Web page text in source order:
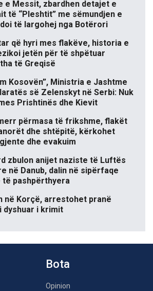
e Messit, zbardhen detajet e
të “Pleshtit” me sëmundjen e
të largohej nga Botërori
që hyri mes flakëve, historia e
jetën për të shpëtuar
të Greqisë
Kosovën”, Ministria e Jashtme
së Zelenskyt në Serbi: Nuk
Prishtinës dhe Kievit
përmasa të frikshme, flakët
dhe shtëpitë, kërkohet
dhe evakuim
zbulon anijet naziste të Luftës
në Danub, dalin në sipërfaqe
të pashpërthyera
në Korçë, arrestohet pranë
dyshuar i krimit
Bota
Opinion